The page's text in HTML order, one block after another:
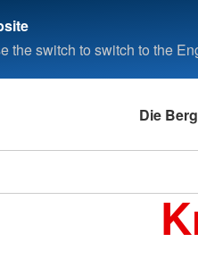
the switch to switch to the
Die